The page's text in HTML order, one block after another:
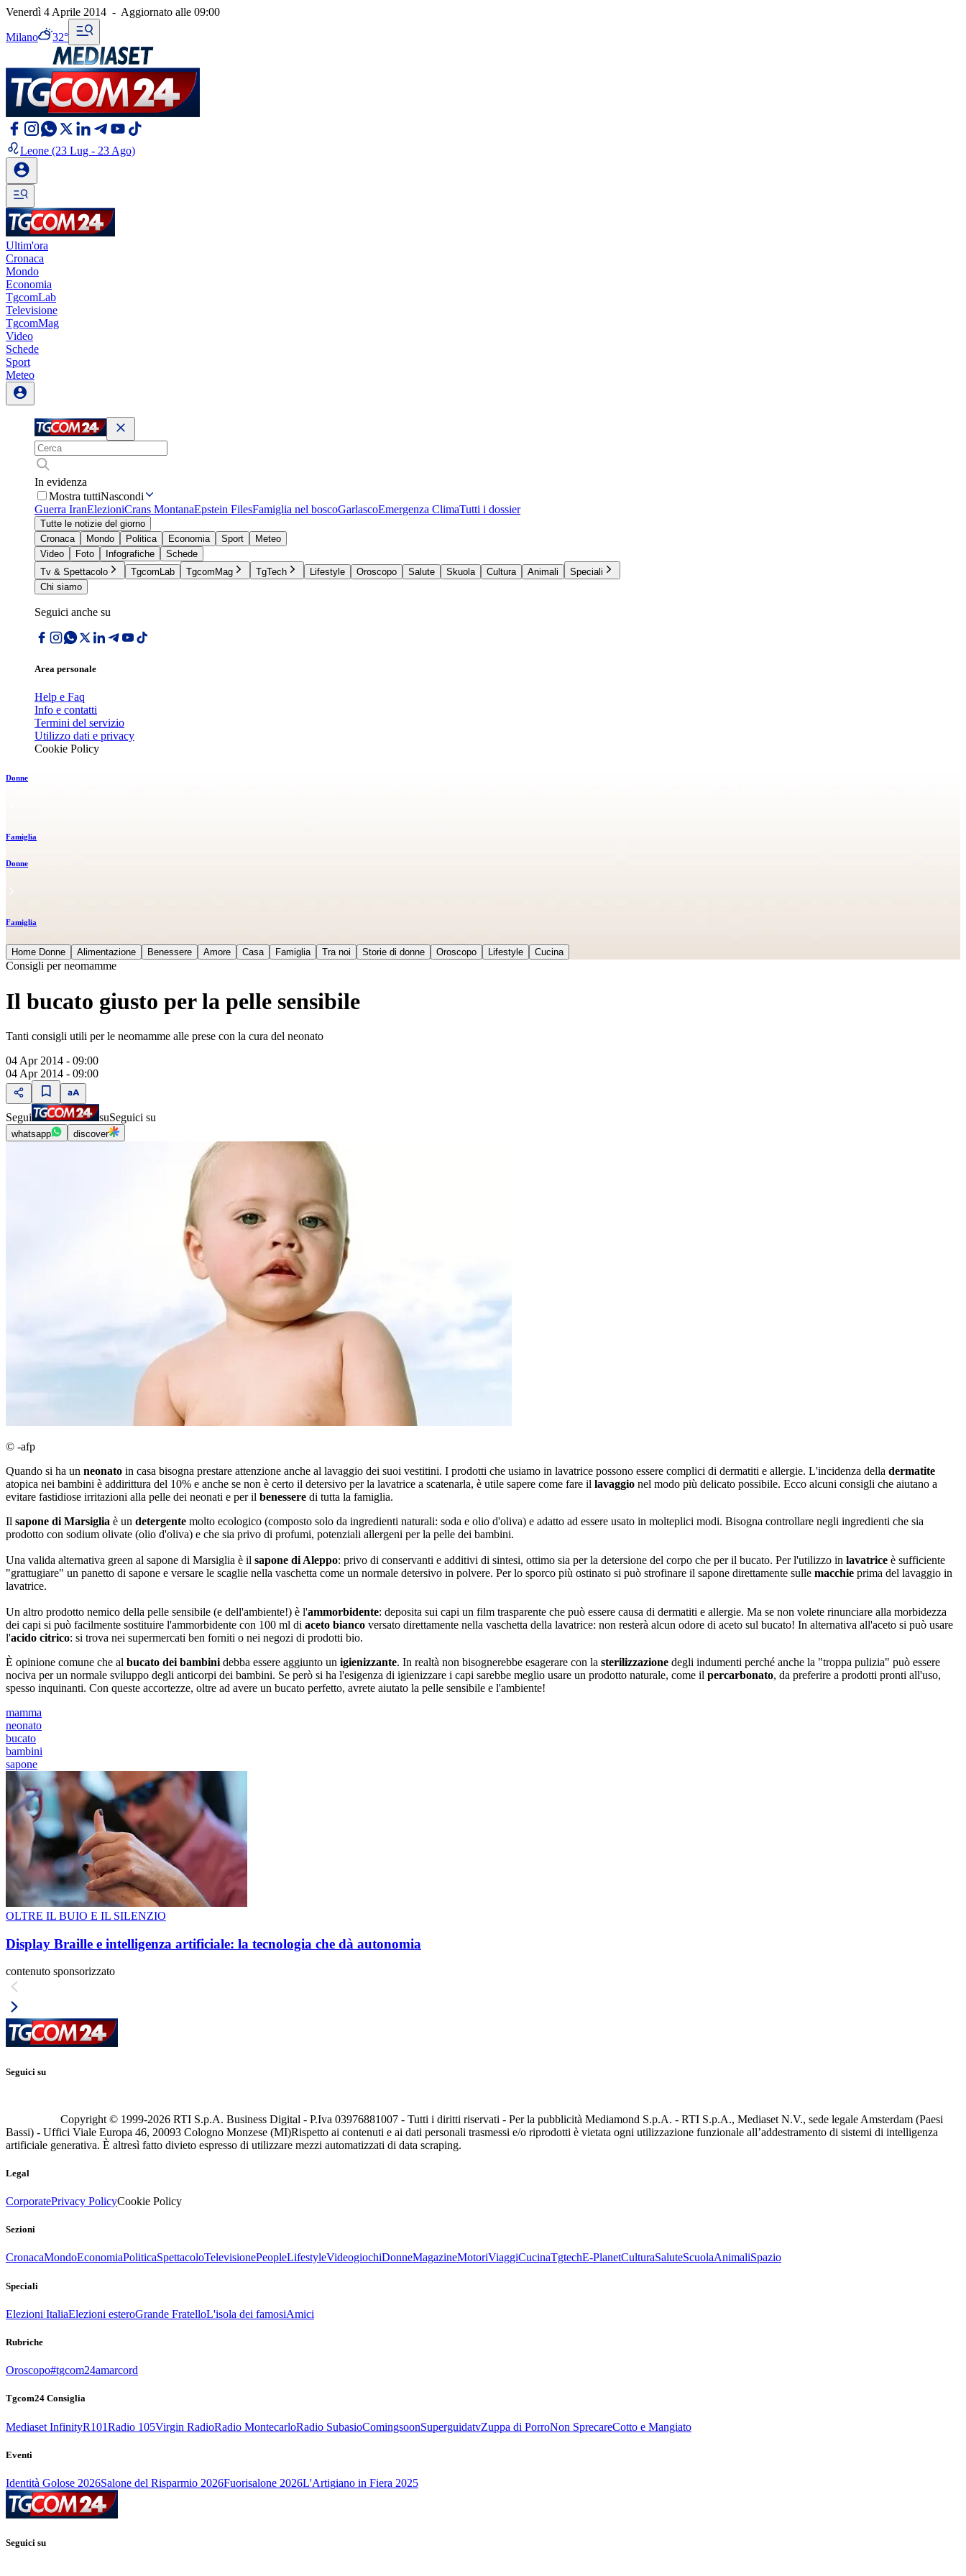
Venerdì 4 Aprile 2014 - Aggiornato alle 09:00
Milano 32°
Leone (23 Lug - 23 Ago)
Ultim'ora
Cronaca
Mondo
Economia
TgcomLab
Televisione
TgcomMag
Video
Schede
Sport
Meteo
In evidenza
Mostra tuttiNascondi
Guerra IranElezioniCrans MontanaEpstein FilesFamiglia nel boscoGarlascoEmergenza ClimaTutti i dossier
Tutte le notizie del giorno
Cronaca
Mondo Politica Economia Sport
Meteo
Video
Foto Infografiche
Schede
Tv & Spettacolo
TgcomLab TgcomMag TgTech Lifestyle Oroscopo Salute Skuola Cultura Animali
Speciali
Chi siamo
Seguici anche su
Area personale
Help e Faq
Info e contatti
Termini del servizio
Utilizzo dati e privacy
Cookie Policy
Donne
Famiglia
Donne
Famiglia
Home Donne Alimentazione Benessere Amore Casa Famiglia Tra noi Storie di donne Oroscopo Lifestyle Cucina
Consigli per neomamme
Il bucato giusto per la pelle sensibile
Tanti consigli utili per le neomamme alle prese con la cura del neonato
04 Apr 2014 - 09:00
04 Apr 2014 - 09:00
Segui suSeguici su
whatsapp discover
© -afp
Quando si ha un neonato in casa bisogna prestare attenzione anche al lavaggio dei suoi vestitini. I prodotti che usiamo in lavatrice possono essere complici di dermatiti e allergie. L'incidenza della dermatite
atopica nei bambini è addirittura del 10% e anche se non è certo il detersivo per la lavatrice a scatenarla, è utile sapere come fare il lavaggio nel modo più delicato possibile. Ecco alcuni consigli che aiutano a
evitare fastidiose irritazioni alla pelle dei neonati e per il benessere di tutta la famiglia.
Il sapone di Marsiglia è un detergente molto ecologico (composto solo da ingredienti naturali: soda e olio d'oliva) e adatto ad essere usato in molteplici modi. Bisogna controllare negli ingredienti che sia
prodotto con sodium olivate (olio d'oliva) e che sia privo di profumi, potenziali allergeni per la pelle dei bambini.
Una valida alternativa green al sapone di Marsiglia è il sapone di Aleppo: privo di conservanti e additivi di sintesi, ottimo sia per la detersione del corpo che per il bucato. Per l'utilizzo in lavatrice è sufficiente
"grattugiare" un panetto di sapone e versare le scaglie nella vaschetta come un normale detersivo in polvere. Per lo sporco più ostinato si può strofinare il sapone direttamente sulle macchie prima del lavaggio in
lavatrice.
Un altro prodotto nemico della pelle sensibile (e dell'ambiente!) è l'ammorbidente: deposita sui capi un film trasparente che può essere causa di dermatiti e allergie. Ma se non volete rinunciare alla morbidezza
dei capi si può facilmente sostituire l'ammorbidente con 100 ml di aceto bianco versato direttamente nella vaschetta della lavatrice: non resterà alcun odore di aceto sul bucato! In alternativa all'aceto si può usare
l'acido citrico: si trova nei supermercati ben forniti o nei negozi di prodotti bio.
È opinione comune che al bucato dei bambini debba essere aggiunto un igienizzante. In realtà non bisognerebbe esagerare con la sterilizzazione degli indumenti perché anche la "troppa pulizia" può essere
nociva per un normale sviluppo degli anticorpi dei bambini. Se però si ha l'esigenza di igienizzare i capi sarebbe meglio usare un prodotto naturale, come il percarbonato, da preferire a prodotti pronti all'uso,
spesso inquinanti. Con queste accortezze, oltre ad avere un bucato perfetto, avrete aiutato la pelle sensibile e l'ambiente!
mamma
neonato
bucato
bambini
sapone
OLTRE IL BUIO E IL SILENZIO
Display Braille e intelligenza artificiale: la tecnologia che dà autonomia
contenuto sponsorizzato
Seguici su
Copyright © 1999-2026 RTI S.p.A. Business Digital - P.Iva 03976881007 - Tutti i diritti riservati - Per la pubblicità Mediamond S.p.A. - RTI S.p.A., Mediaset N.V., sede legale Amsterdam (Paesi
Bassi) - Uffici Viale Europa 46, 20093 Cologno Monzese (MI)Rispetto ai contenuti e ai dati personali trasmessi e/o riprodotti è vietata ogni utilizzazione funzionale all’addestramento di sistemi di intelligenza
artificiale generativa. È altresì fatto divieto espresso di utilizzare mezzi automatizzati di data scraping.
Legal
CorporatePrivacy PolicyCookie Policy
Sezioni
CronacaMondoEconomiaPoliticaSpettacoloTelevisionePeopleLifestyleVideogiochiDonneMagazineMotoriViaggiCucinaTgtechE-PlanetCulturaSaluteScuolaAnimaliSpazio
Speciali
Elezioni ItaliaElezioni esteroGrande FratelloL'isola dei famosiAmici
Rubriche
Oroscopo#tgcom24amarcord
Tgcom24 Consiglia
Mediaset InfinityR101Radio 105Virgin RadioRadio MontecarloRadio SubasioComingsoonSuperguidatvZuppa di PorroNon SprecareCotto e Mangiato
Eventi
Identità Golose 2026Salone del Risparmio 2026Fuorisalone 2026L'Artigiano in Fiera 2025
Seguici su